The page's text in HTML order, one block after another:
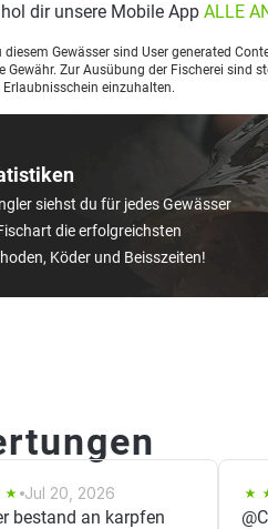
siehst du für jedes Gewässer
die erfolgreichsten
Köder und Beisszeiten!
dir unsere Mobile App ALLE
diesem Gewässer sind User generated
Gewähr. Zur Ausübung der Fischerei sind
einzuhalten.
Jul 20, 2026
bestand an karpfen